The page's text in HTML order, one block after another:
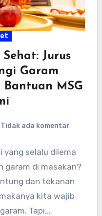
Jurus
Garam
MSG
Tidak ada komentar
yang selalu dilema
garam di masakan?
dan tekanan
kita wajib
Tapi,…